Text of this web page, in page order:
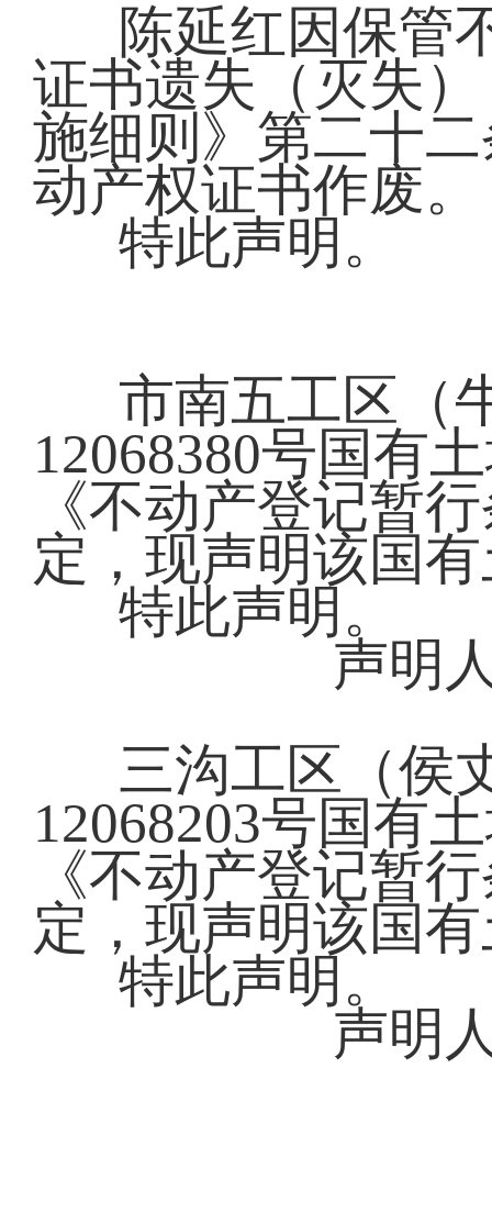
陈延红因保管
证书遗失（灭失
施细则》第二十
动产权证书作废。
特此声明。
市南五工区（
12068380号国有
《不动产登记暂
定，现声明该国
特此声明。
声明
三沟工区（侯
12068203号国有
《不动产登记暂
定，现声明该国
特此声明。
声明